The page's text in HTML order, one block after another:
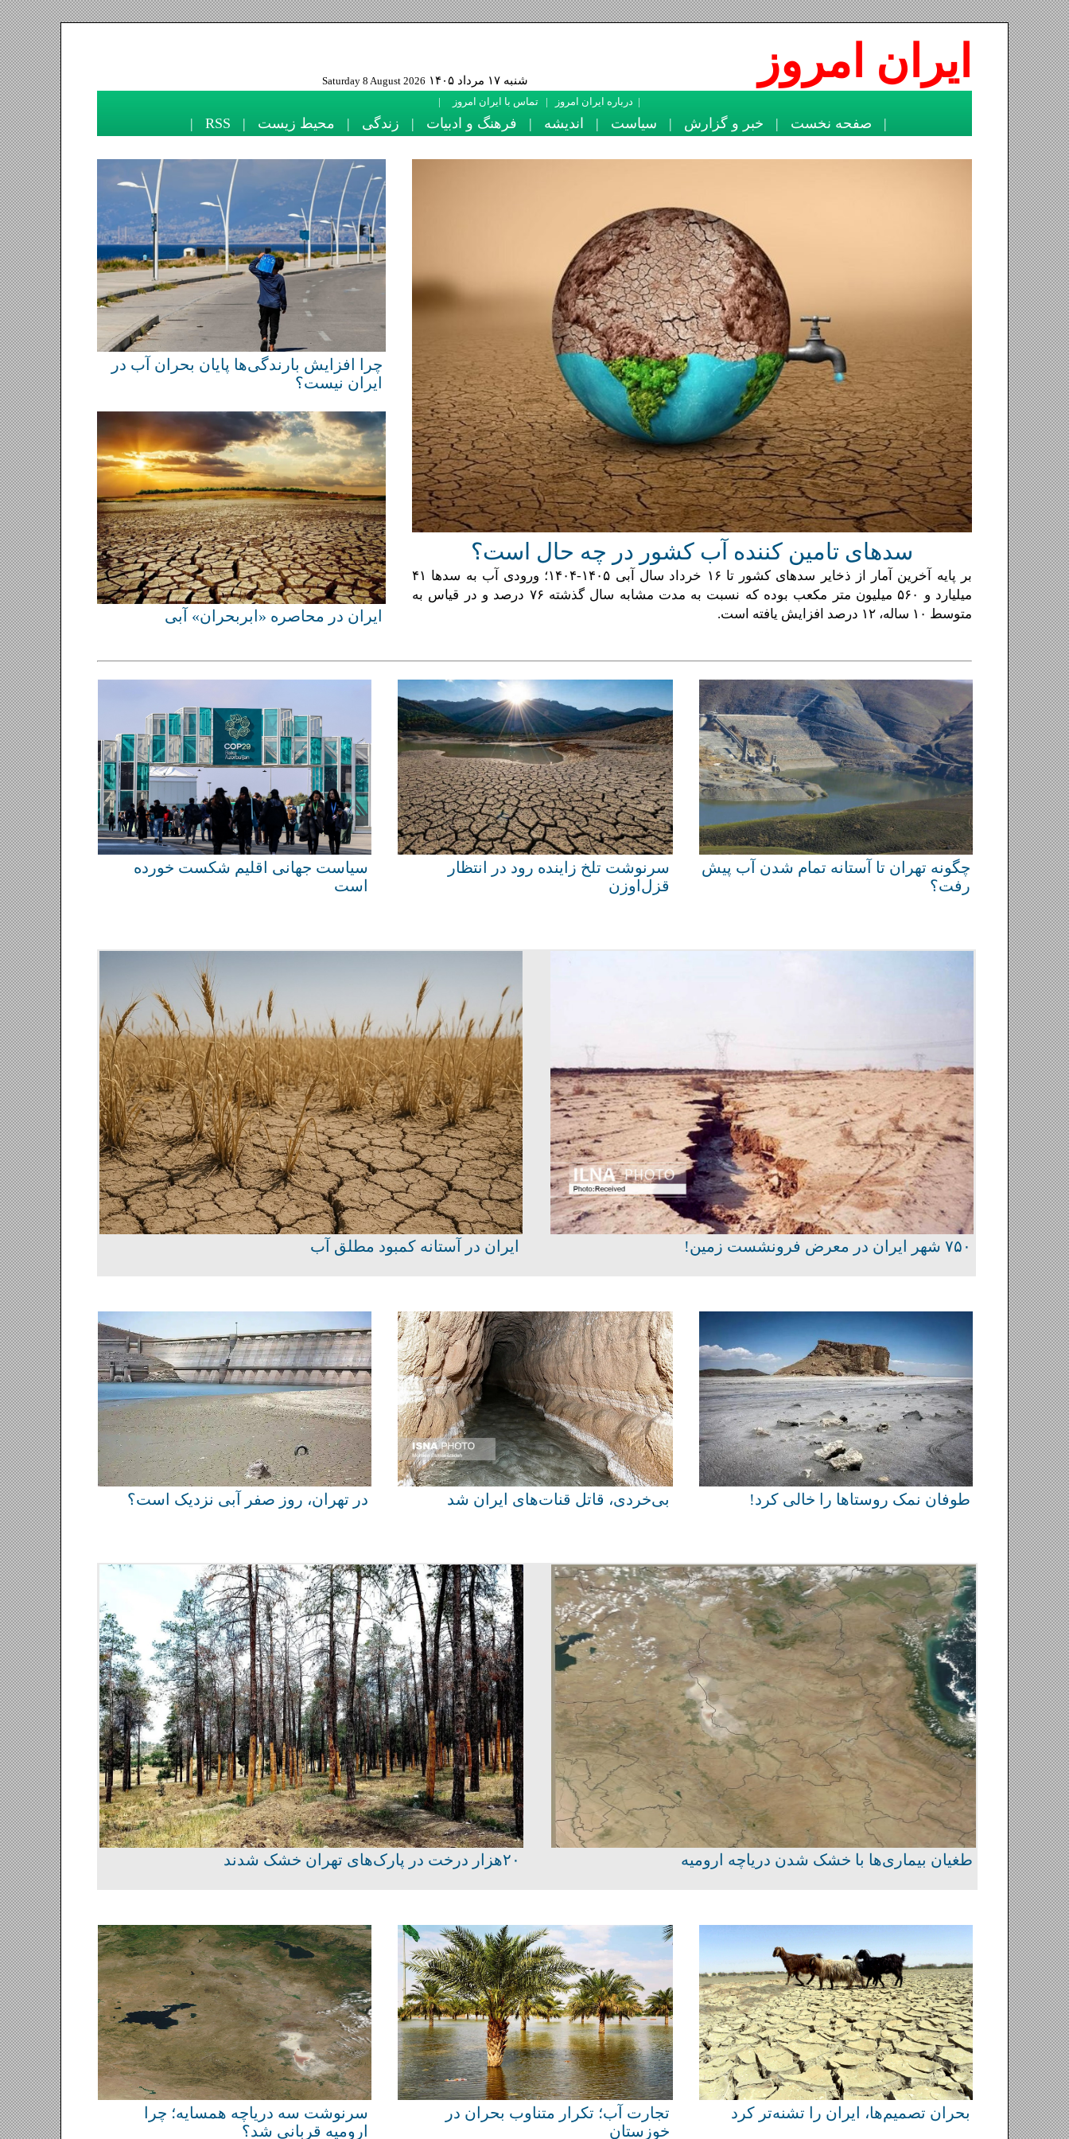
شنبه ۱۷ مرداد ۱۴۰۵ ايران امروز
|درباره ايران امروز|تماس با ايران امروز|
صفحه نخست خبر و گزارش | سياست | انديشه| فرهنگ و ادبيات |
چرا افزایش بارندگی‌ها پایان بحران آب در
ایران نیست؟
ایران در محاصره «ابربحران» آبی
سدهای تامین کننده آب کشور در چه حال است؟
بر پایه آخرین آمار از ذخایر سدهای کشور تا ۱۶ خرداد سال آبی ۱۴۰۵-۱۴۰۴؛ ورودی آب به سدها ۴۱
میلیارد و ۵۶۰ میلیون متر مکعب بوده که نسبت به مدت مشابه سال گذشته ۷۶ درصد و در قیاس به
متوسط ۱۰ ساله، ۱۲ درصد افزایش یافته است.
سیاست جهانی اقلیم شکست خورده
است
سرنوشت تلخ زاینده رود در انتظار
قزل‌اوزن
چگونه تهران تا آستانه تمام شدن آب پیش
رفت؟
ایران در آستانه کمبود مطلق آب ۷۵۰ شهر ایران در معرض فرونشست زمین!
در تهران، روز صفر آبی نزدیک است؟ بی‌خردی، قاتل قنات‌های ایران شد طوفان نمک روستاها را خالی کرد!
۲۰هزار درخت در پارک‌های تهران خشک شدند طغیان بیماری‌ها با خشک شدن دریاچه ارومیه
ارومیه قربانی شد؟
خوزستان